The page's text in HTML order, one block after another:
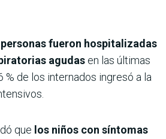
personas fueron hospitalizadas
agudas en las últimas
% de los internados ingresó a la
que los niños con síntomas